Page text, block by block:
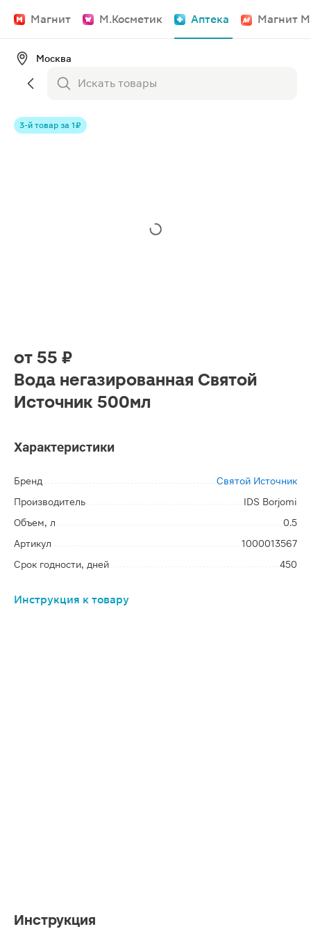
Магнит М.Косметик Аптека Магнит
Москва
3-й товар за 1 ₽
от 55 ₽
Вода негазированная Святой
Источник 500мл
Характеристики
Бренд
Святой Источник
Производитель
IDS Borjomi
Объем, л
0.5
Артикул
1000013567
Срок годности, дней
450
Инструкция к товару
Инструкция